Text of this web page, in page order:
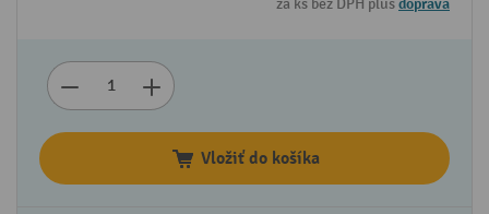
za ks bez DPH plusdoprava
Vložiť do košíka